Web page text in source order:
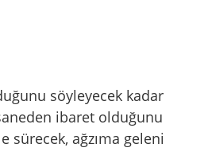
söyleyecek kadar
ibaret olduğunu
sürecek, ağzıma geleni